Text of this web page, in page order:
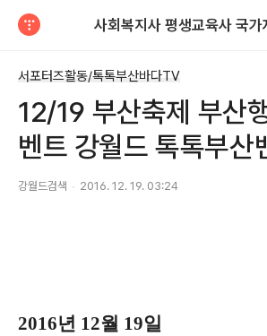
서포터즈활동/톡톡부산바다TV
12/19 부산축제 부산
벤트 강월드 톡톡부산
강월드검색 2016. 12. 19. 03:24
2016년 12월 19일